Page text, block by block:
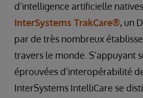
d’intelligence artificielle
InterSystems TrakCare®, un
par de très nombreux
travers le monde. S’appuyant
éprouvées d’interopérabilité
InterSystems IntelliCare se